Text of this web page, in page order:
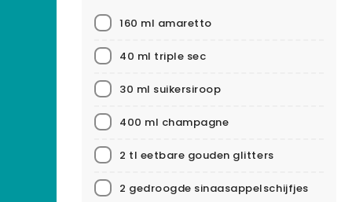
160 ml amaretto
40 ml triple sec
30 ml suikersiroop
400 ml champagne
2 tl eetbare gouden glitters
2 gedroogde sinaasappelschijfjes